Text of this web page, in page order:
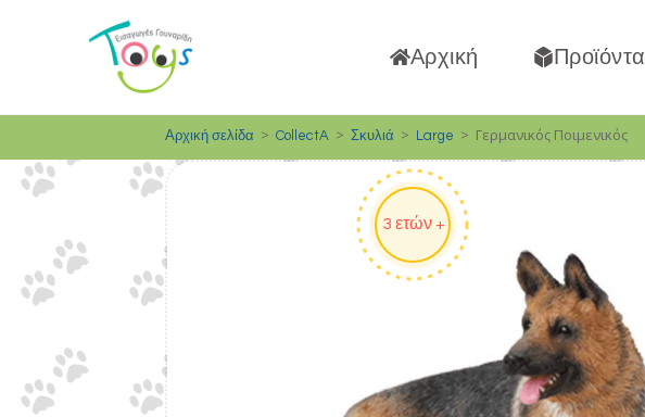
Αρχική Προϊόντα
Αρχική σελίδα > CollectA > Σκυλιά > Large > Γερμανικός Ποιμενικός
3 ετών +